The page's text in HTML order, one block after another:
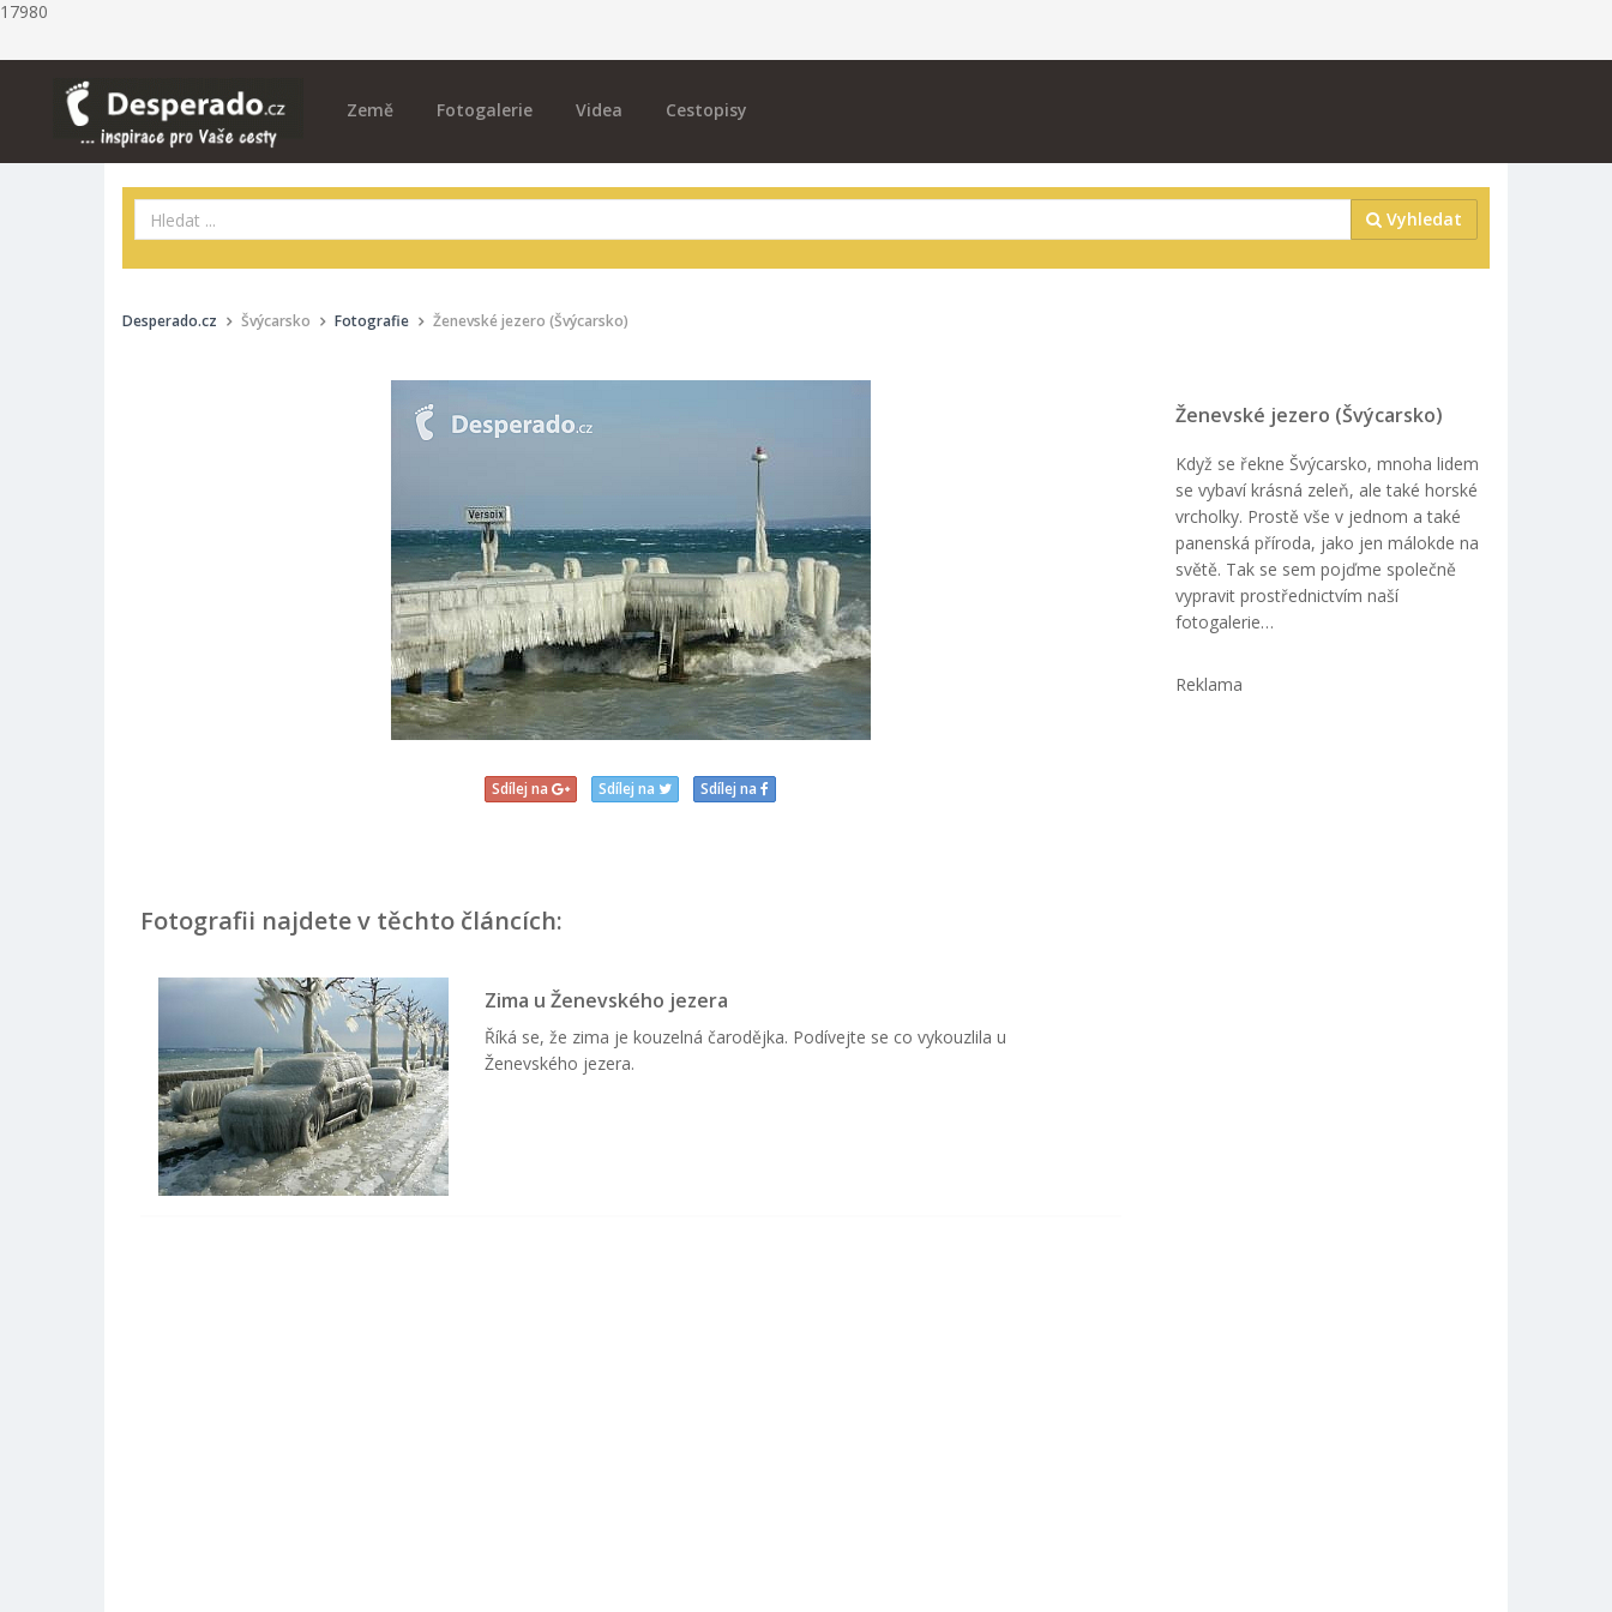
17980
Země Fotogalerie Videa Cestopisy
Vyhledat
Desperado.cz Švýcarsko Fotografie Ženevské jezero (Švýcarsko)
Sdílej na Sdílej na Sdílej na
Fotografii najdete v těchto článcích:
Zima u Ženevského jezera
Říká se, že zima je kouzelná čarodějka. Podívejte se co vykouzlila u
Ženevského jezera.
Ženevské jezero (Švýcarsko)
Když se řekne Švýcarsko, mnoha lidem
se vybaví krásná zeleň, ale také horské
vrcholky. Prostě vše v jednom a také
panenská příroda, jako jen málokde na
světě. Tak se sem pojďme společně
vypravit prostřednictvím naší
fotogalerie…
Reklama